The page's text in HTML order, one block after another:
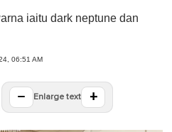
iaitu dark neptune dan
06:51 AM
− Enlarge text +